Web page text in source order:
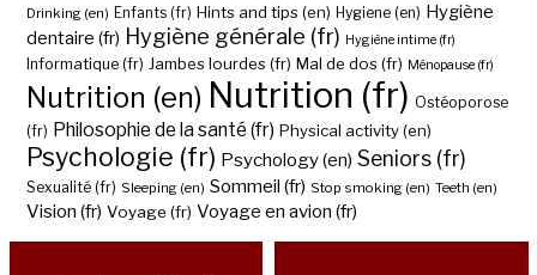
Drinking (en) Enfants (fr) Hints and tips (en) Hygiene (en) Hygiène
dentaire (fr) Hygiène générale (fr) Hygiène intime (fr)
Informatique (fr) Jambes lourdes (fr) Mal de dos (fr) Ménopause (fr)
Nutrition (en) Nutrition (fr) Ostéoporose
(fr) Philosophie de la santé (fr) Physical activity (en)
Psychologie (fr) Psychology (en) Seniors (fr)
Sexualité (fr) Sleeping (en) Sommeil (fr) Stop smoking (en) Teeth (en)
Vision (fr) Voyage (fr) Voyage en avion (fr)